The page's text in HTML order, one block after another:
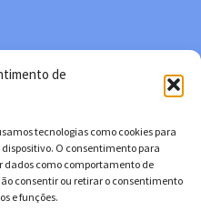
de
tecnologias como cookies para
O consentimento para
dados como comportamento de
consentir ou retirar o consentimento
e funções.